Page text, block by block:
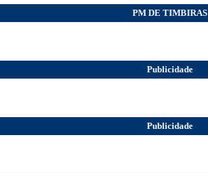
PM DE TIMBIRAS
Publicidade
Publicidade